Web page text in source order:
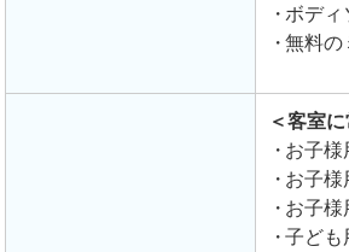
ボディ
無料の
＜客室
お子
お子
お子
子ども